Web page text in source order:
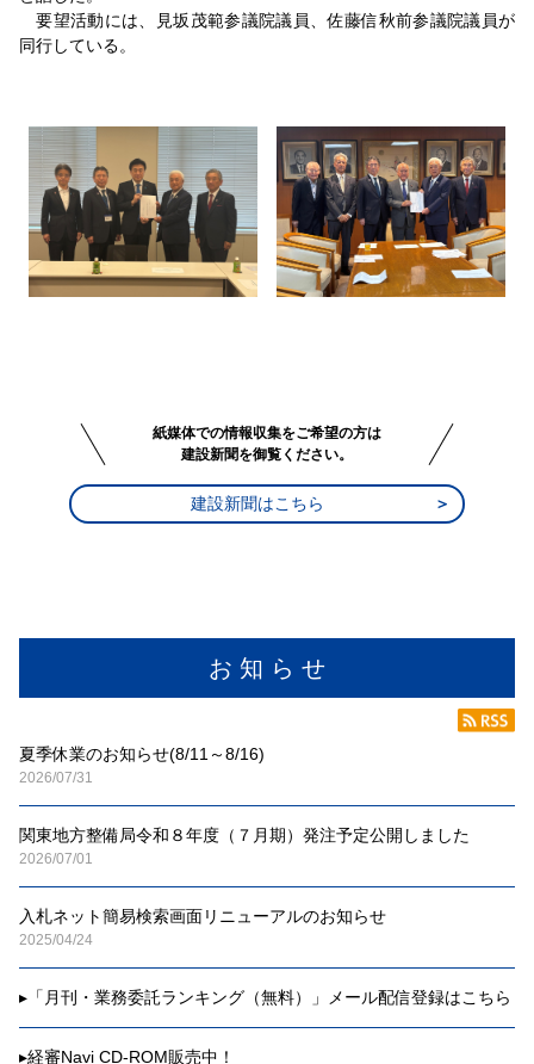
お 知 ら せ
夏季休業のお知らせ(8/11～8/16)
2026/07/31
関東地方整備局令和８年度（７月期）発注予定公開しました
2026/07/01
入札ネット簡易検索画面リニューアルのお知らせ
2025/04/24
▸ 「月刊・業務委託ランキング（無料）」メール配信登録はこちら
▸経審Navi CD-ROM販売中！
要望活動には、見坂茂範参議院議員、佐藤信秋前参議院議員が
同行している。
紙媒体での情報収集をご希望の方は
建設新聞を御覧ください。
建設新聞はこちら